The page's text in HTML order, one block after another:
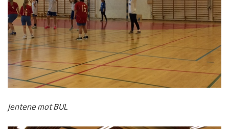
Jentene mot BUL